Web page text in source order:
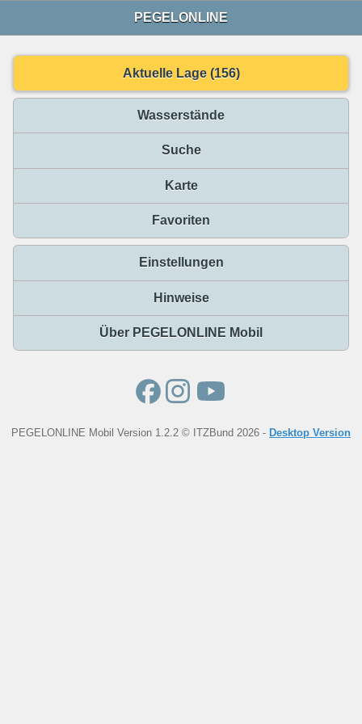
PEGELONLINE
Aktuelle Lage (156)
Wasserstände
Suche
Karte
Favoriten
Einstellungen
Hinweise
Über PEGELONLINE Mobil
PEGELONLINE Mobil Version 1.2.2 © ITZBund 2026 - Desktop Version